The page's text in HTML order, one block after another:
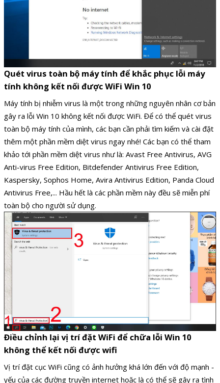
Quét virus toàn bộ máy tính để khắc phục lỗi máy
tính không kết nối được WiFi Win 10
Máy tính bị nhiễm virus là một trong những nguyên nhân cơ bản
gây ra lỗi Win 10 không kết nối được WiFi. Để có thể quét virus
toàn bộ máy tính của mình, các bạn cần phải tìm kiếm và cài đặt
thêm một phần mềm diệt virus ngay nhé! Các bạn có thể tham
khảo tới phần mềm diệt virus như là: Avast Free Antivirus, AVG
Anti-virus Free Edition, Bitdefender Antivirus Free Edition,
Kaspersky, Sophos Home, Avira Antivirus Edition, Panda Cloud
Antivirus Free,... Hầu hết là các phần mềm này đều sẽ miễn phí
toàn bộ cho người sử dụng.
Điều chỉnh lại vị trí đặt WiFi để chữa lỗi Win 10
không thể kết nối được wifi
Vị trí đặt cục WiFi cũng có ảnh hưởng khá lớn đến với độ mạnh -
yếu của các đường truyền internet hoặc là có thể sẽ gây ra tình